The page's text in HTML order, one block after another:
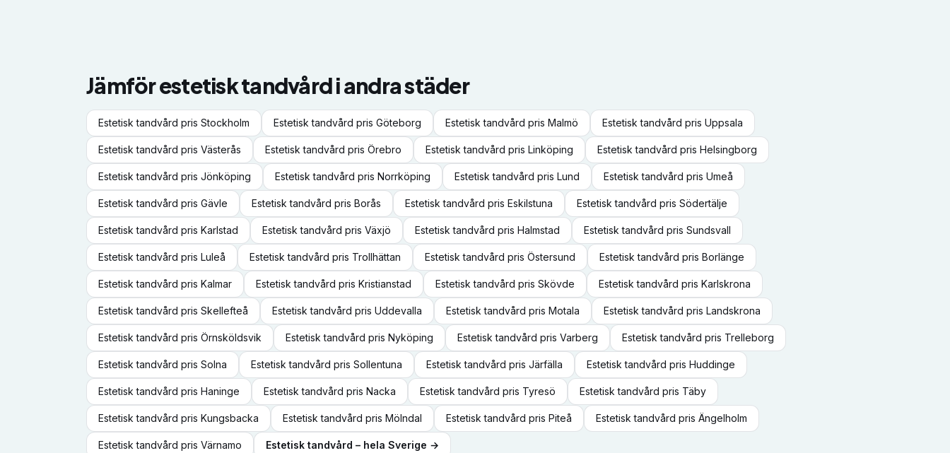
Jämförestetisk tandvårdi andra städer
Estetisk tandvård pris Stockholm Estetisk tandvård pris Göteborg Estetisk tandvård pris Malmö Estetisk tandvård pris Uppsala
Estetisk tandvård pris Västerås Estetisk tandvård pris Örebro Estetisk tandvård pris Linköping Estetisk tandvård pris Helsingborg
Estetisk tandvård pris Jönköping Estetisk tandvård pris Norrköping Estetisk tandvård pris Lund Estetisk tandvård pris Umeå
Estetisk tandvård pris Gävle Estetisk tandvård pris Borås Estetisk tandvård pris Eskilstuna Estetisk tandvård pris Södertälje
Estetisk tandvård pris Karlstad Estetisk tandvård pris Växjö Estetisk tandvård pris Halmstad Estetisk tandvård pris Sundsvall
Estetisk tandvård pris Luleå Estetisk tandvård pris Trollhättan Estetisk tandvård pris Östersund Estetisk tandvård pris Borlänge
Estetisk tandvård pris Kalmar Estetisk tandvård pris Kristianstad Estetisk tandvård pris Skövde Estetisk tandvård pris Karlskrona
Estetisk tandvård pris Skellefteå Estetisk tandvård pris Uddevalla Estetisk tandvård pris Motala Estetisk tandvård pris Landskrona
Estetisk tandvård pris Örnsköldsvik Estetisk tandvård pris Nyköping Estetisk tandvård pris Varberg Estetisk tandvård pris Trelleborg
Estetisk tandvård pris Solna Estetisk tandvård pris Sollentuna Estetisk tandvård pris Järfälla Estetisk tandvård pris Huddinge
Estetisk tandvård pris Haninge Estetisk tandvård pris Nacka Estetisk tandvård pris Tyresö Estetisk tandvård pris Täby
Estetisk tandvård pris Kungsbacka Estetisk tandvård pris Mölndal Estetisk tandvård pris Piteå Estetisk tandvård pris Ängelholm
Estetisk tandvård pris Värnamo Estetisk tandvård – hela Sverige →